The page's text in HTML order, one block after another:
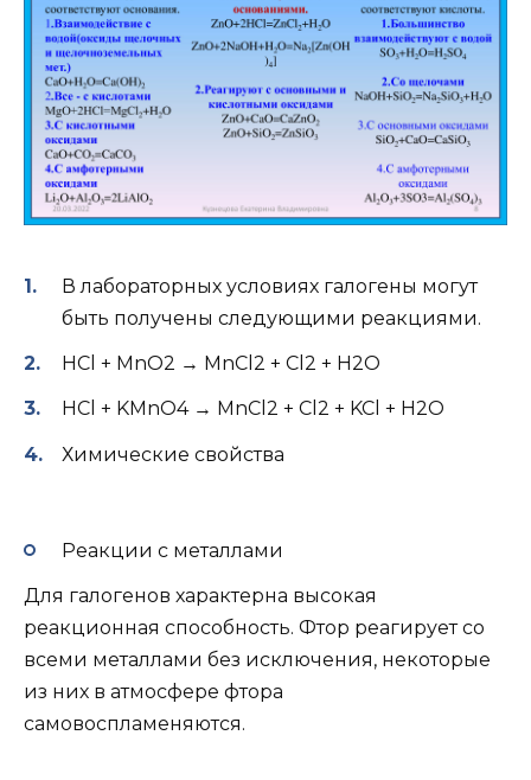
В лабораторных условиях галогены могут
быть получены следующими реакциями.
HCl + MnO2 → MnCl2 + Cl2 + H2O
HCl + KMnO4 → MnCl2 + Cl2 + KCl + H2O
Химические свойства
Реакции с металлами
Для галогенов характерна высокая
реакционная способность. Фтор реагирует со
всеми металлами без исключения, некоторые
из них в атмосфере фтора
самовоспламеняются.